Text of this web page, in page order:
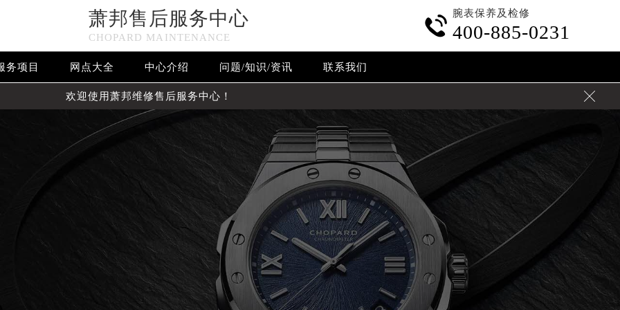
萧邦售后服务中心
CHOPARD MAINTENANCE

腕表保养及检修
400-885-0231
务项目 网点大全 中心介绍 问题/知识/资讯 联系我们
欢迎使用萧邦维修售后服务中心！ 